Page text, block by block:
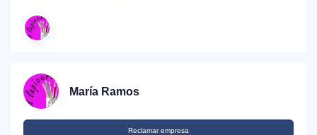
María Ramos
Reclamar empresa